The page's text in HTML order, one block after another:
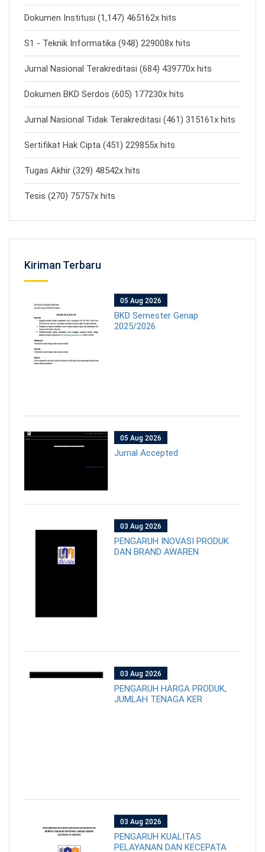
Dokumen Institusi (1,147) 465162x hits
S1 - Teknik Informatika (948) 229008x hits
Jurnal Nasional Terakreditasi (684) 439770x hits
Dokumen BKD Serdos (605) 177230x hits
Jurnal Nasional Tidak Terakreditasi (461) 315161x hits
Sertifikat Hak Cipta (451) 229855x hits
Tugas Akhir (329) 48542x hits
Tesis (270) 75757x hits
Kiriman Terbaru
05 Aug 2026
BKD Semester Genap
2025/2026
05 Aug 2026
Jurnal Accepted
03 Aug 2026
PENGARUH INOVASI PRODUK
DAN BRAND AWAREN
03 Aug 2026
PENGARUH HARGA PRODUK,
JUMLAH TENAGA KER
03 Aug 2026
PENGARUH KUALITAS
PELAYANAN DAN KECEPATA